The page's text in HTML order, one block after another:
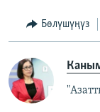
Бөлүшүңүз